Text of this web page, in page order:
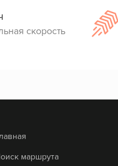
скорость
маршрута